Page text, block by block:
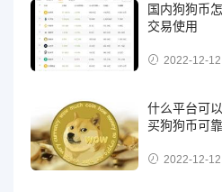
国内狗狗币
交易使用
2022-12-12
什么平台可
买狗狗币可
2022-12-12